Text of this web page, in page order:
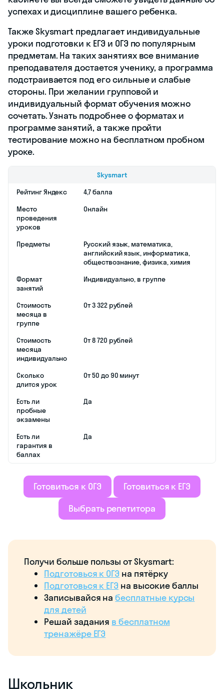
успехах и дисциплине вашего ребенка.
Также Skysmart предлагает индивидуальные
уроки подготовки к ЕГЭ и ОГЭ по популярным
предметам. На таких занятиях все внимание
преподавателя достается ученику, а программа
подстраивается под его сильные и слабые
стороны. При желании групповой и
индивидуальный формат обучения можно
сочетать. Узнать подробнее о форматах и
программе занятий, а также пройти
тестирование можно на бесплатном пробном
уроке.
Skysmart
Рейтинг Яндекс
4,7 балла
Место
проведения
уроков
Онлайн
Предметы
Русский язык, математика,
английский язык, информатика,
обществознание, физика, химия
Формат
занятий
Индивидуально, в группе
Стоимость
месяца в
группе
От 3 322 рублей
Стоимость
месяца
индивидуально
От 8 720 рублей
Сколько
длится урок
От 50 до 90 минут
Есть ли
пробные
экзамены
Да
Есть ли
гарантия в
баллах
Да
Готовиться к ОГЭ
Готовиться к ЕГЭ
Выбрать репетитора
Получи больше пользы от Skysmart:
Подготовься к ОГЭ на пятёрку
Подготовься к ЕГЭ на высокие баллы
Записывайся набесплатные курсы
для детей
Решай задания в бесплатном
тренажёре ЕГЭ
Школьник